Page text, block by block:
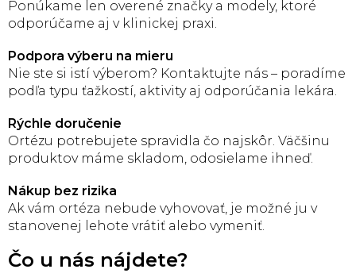
Ponúkame len overené značky a modely, ktoré
odporúčame aj v klinickej praxi.
Podpora výberu na mieru
Nie ste si istí výberom? Kontaktujte nás – poradíme
podľa typu ťažkostí, aktivity aj odporúčania lekára.
Rýchle doručenie
Ortézu potrebujete spravidla čo najskôr. Väčšinu
produktov máme skladom, odosielame ihneď.
Nákup bez rizika
Ak vám ortéza nebude vyhovovať, je možné ju v
stanovenej lehote vrátiť alebo vymeniť.
Čo u nás nájdete?